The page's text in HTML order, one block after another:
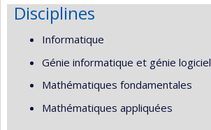
Disciplines
Informatique
Génie informatique et génie logiciel
Mathématiques fondamentales
Mathématiques appliquées